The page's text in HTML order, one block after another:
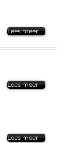
Lees meer
Lees meer
Lees meer